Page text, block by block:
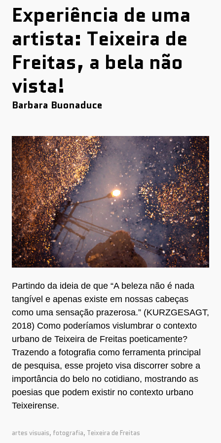
Experiência de uma
artista: Teixeira de
Freitas, a bela não
vista!
Barbara Buonaduce
Partindo da ideia de que “A beleza não é nada
tangível e apenas existe em nossas cabeças
como uma sensação prazerosa.” (KURZGESAGT,
2018) Como poderíamos vislumbrar o contexto
urbano de Teixeira de Freitas poeticamente?
Trazendo a fotografia como ferramenta principal
de pesquisa, esse projeto visa discorrer sobre a
importância do belo no cotidiano, mostrando as
poesias que podem existir no contexto urbano
Teixeirense.
artes visuais, fotografia, Teixeira de Freitas